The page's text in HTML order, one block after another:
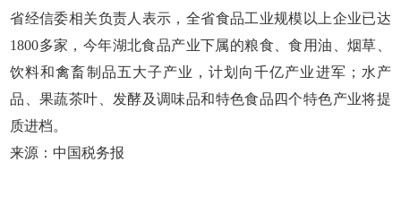
省经信委相关负责人表示，全省食品工业规模以上企业已达
1800多家，今年湖北食品产业下属的粮食、食用油、烟草、
饮料和禽畜制品五大子产业，计划向千亿产业进军；水产
品、果蔬茶叶、发酵及调味品和特色食品四个特色产业将提
质进档。
来源：中国税务报